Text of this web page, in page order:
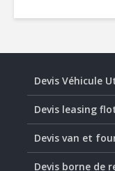
Devis Véhicule
Devis leasing
Devis van et
Devis borne de